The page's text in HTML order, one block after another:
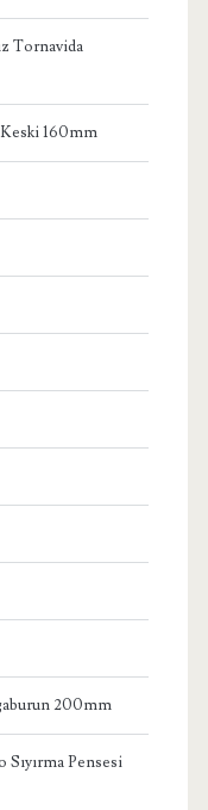
Tornavida
160mm
200mm
Pensesi